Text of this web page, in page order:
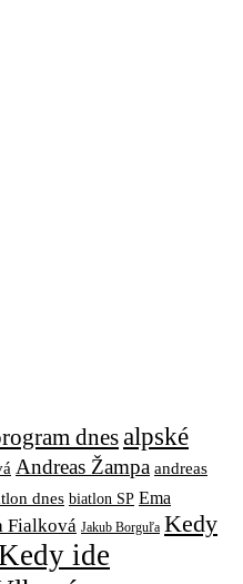
dnesalpské
Andreas Žampa andreas
dnes biatlon SP Ema
Fialková Jakub Borguľa Kedy
ide